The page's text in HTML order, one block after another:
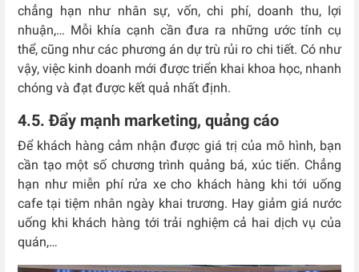
chẳng hạn như nhân sự, vốn, chi phí, doanh thu, lợi
nhuận,… Mỗi khía cạnh cần đưa ra những ước tính cụ
thể, cũng như các phương án dự trù rủi ro chi tiết. Có như
vậy, việc kinh doanh mới được triển khai khoa học, nhanh
chóng và đạt được kết quả nhất định.
4.5. Đẩy mạnh marketing, quảng cáo
Để khách hàng cảm nhận được giá trị của mô hình, bạn
cần tạo một số chương trình quảng bá, xúc tiến. Chẳng
hạn như miễn phí rửa xe cho khách hàng khi tới uống
cafe tại tiệm nhân ngày khai trương. Hay giảm giá nước
uống khi khách hàng tới trải nghiệm cả hai dịch vụ của
quán,…